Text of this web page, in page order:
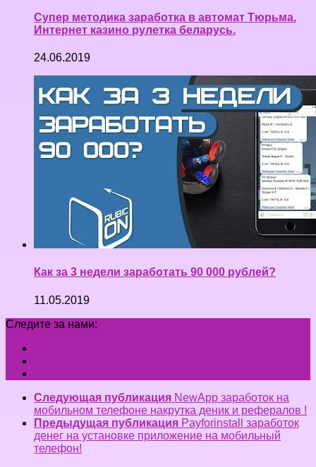
Супер методика заработка в автомат Тюрьма.
Интернет казино рулетка беларусь.
24.06.2019
Как за 3 недели заработать 90 000 рублей?
11.05.2019
Следите за нами:
Следующая публикация NewApp заработок на
мобильном телефоне накрутка деник и рефералов !
Предыдущая публикация Payforinstall заработок
денег на установке приложение на мобильный
телефон!